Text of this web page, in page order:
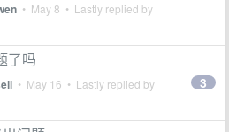
• May 8 • Lastly replied by
了吗
• May 16 • Lastly replied by 3